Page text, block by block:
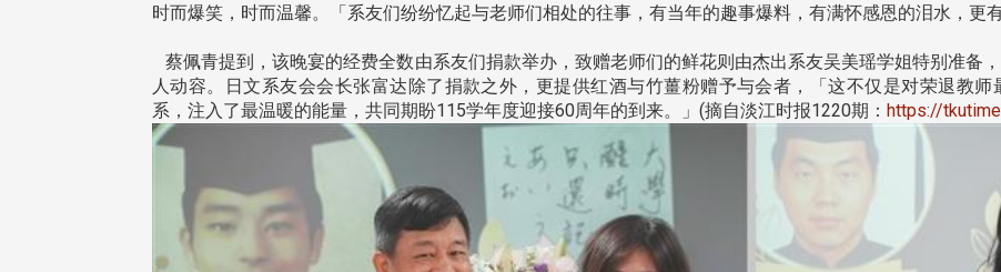
时而爆笑，时而温馨。「系友们纷纷忆起与老师们相处的往事，有当年的趣事爆料，有满怀感恩的泪水，更
蔡佩青提到，该晚宴的经费全数由系友们捐款举办，致赠老师们的鲜花则由杰出系友吴美瑶学姐特别准备
人动容。日文系友会会长张富达除了捐款之外，更提供红酒与竹薑粉赠予与会者，「这不仅是对荣退教
系，注入了最温暖的能量，共同期盼115学年度迎接60周年的到来。」(摘自淡江时报1220期： https://